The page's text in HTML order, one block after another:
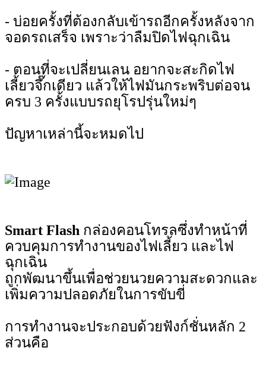
- บ่อยครั้งที่ต้องกลับเข้ารถอีกครั้งหลังจาก
จอดรถเสร็จ เพราะว่าลืมปิดไฟฉุกเฉิน
- ตอนที่จะเปลี่ยนเลน อยากจะสะกิดไฟ
เลี้ยวจึ๊กเดียว แล้วให้ไฟมันกระพริบต่อจน
ครบ 3 ครั้งแบบรถยุโรปรุ่นใหม่ๆ
ปัญหาเหล่านี้จะหมดไป
Smart Flash กล่องคอนโทรลซึ่งทำหน้าที่
ควบคุมการทำงานของไฟเลี้ยว และไฟ
ฉุกเฉิน
ถูกพัฒนาขึ้นเพื่อช่วยนวยความสะดวกและ
เพิ่มความปลอดภัยในการขับขี่
การทำงานจะประกอบด้วยฟังก์ชั่นหลัก 2
ส่วนคือ